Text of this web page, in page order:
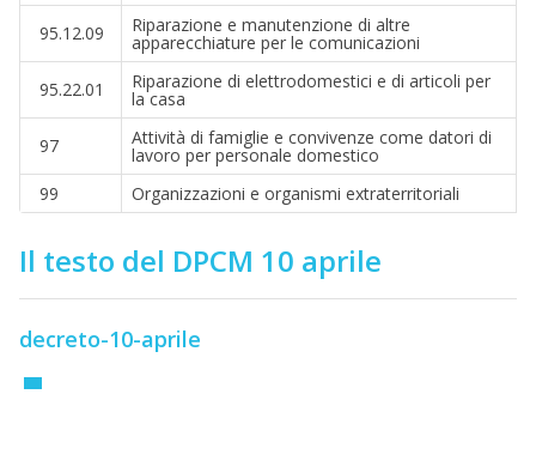
95.12.09 Riparazione e manutenzione di altre
apparecchiature per le comunicazioni
95.22.01 Riparazione di elettrodomestici e di articoli per
la casa
97 Attività di famiglie e convivenze come datori di
lavoro per personale domestico
99
Organizzazioni e organismi extraterritoriali
Il testo del DPCM 10 aprile
decreto-10-aprile